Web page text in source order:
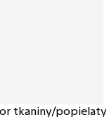
tkaniny/popielaty